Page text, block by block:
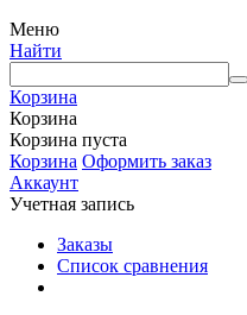
Меню
Найти
Корзина
Корзина
Корзина пуста
Корзина Оформить заказ
Аккаунт
Учетная запись
Заказы
Список сравнения